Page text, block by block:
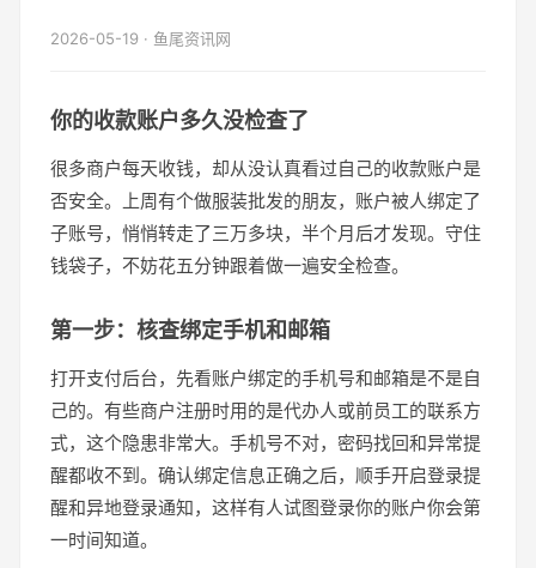
2026-05-19 · 鱼尾资讯网
你的收款账户多久没检查了
很多商户每天收钱，却从没认真看过自己的收款账户是
否安全。上周有个做服装批发的朋友，账户被人绑定了
子账号，悄悄转走了三万多块，半个月后才发现。守住
钱袋子，不妨花五分钟跟着做一遍安全检查。
第一步：核查绑定手机和邮箱
打开支付后台，先看账户绑定的手机号和邮箱是不是自
己的。有些商户注册时用的是代办人或前员工的联系方
式，这个隐患非常大。手机号不对，密码找回和异常提
醒都收不到。确认绑定信息正确之后，顺手开启登录提
醒和异地登录通知，这样有人试图登录你的账户你会第
一时间知道。